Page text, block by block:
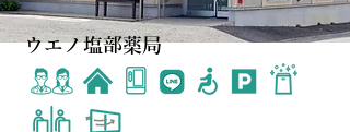
ウエノ塩部薬局